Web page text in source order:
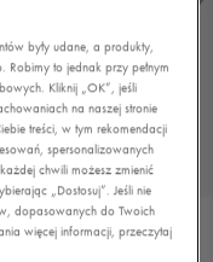
były udane, a produkty,
to jednak przy pełnym
Kliknij „OK”, jeśli
na naszej stronie
treści, w tym rekomendacji
spersonalizowanych
chwili możesz zmienić
„Dostosuj”. Jeśli nie
dopasowanych do Twoich
więcej informacji, przeczytaj